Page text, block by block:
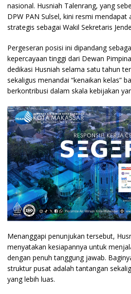
nasional. Husniah Talenrang, yang
DPW PAN Sulsel, kini resmi mendapat
strategis sebagai Wakil Sekretaris
Pergeseran posisi ini dipandang
kepercayaan tinggi dari Dewan
dedikasi Husniah selama satu tahun
sekaligus menandai “kenaikan kelas”
berkontribusi dalam skala kebijakan
Menanggapi penunjukan tersebut,
menyatakan kesiapannya untuk
dengan penuh tanggung jawab.
struktur pusat adalah tantangan
yang lebih luas.